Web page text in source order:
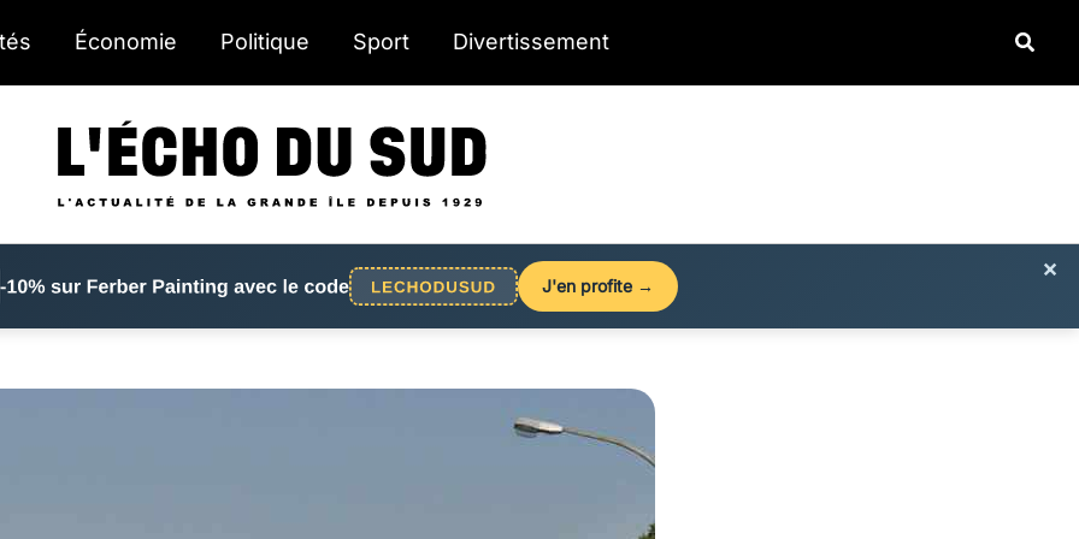
Économie Politique Sport Divertissement
×
J'en profite →